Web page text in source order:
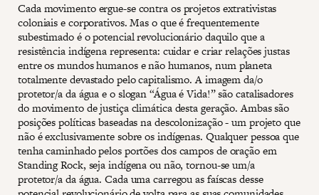
Cada movimento ergue-se contra os projetos extrativistas
coloniais e corporativos. Mas o que é frequentemente
subestimado é o potencial revolucionário daquilo que a
resistência indígena representa: cuidar e criar relações justas
entre os mundos humanos e não humanos, num planeta
totalmente devastado pelo capitalismo. A imagem da/o
protetor/a da água e o slogan “Água é Vida!” são catalisadores
do movimento de justiça climática desta geração. Ambas são
posições políticas baseadas na descolonização - um projeto que
não é exclusivamente sobre os indígenas. Qualquer pessoa que
tenha caminhado pelos portões dos campos de oração em
Standing Rock, seja indígena ou não, tornou-se um/a
protetor/a da água. Cada uma carregou as faíscas desse